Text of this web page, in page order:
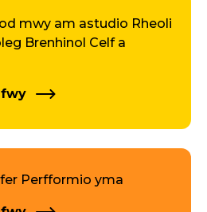
mwy am astudio Rheoli
Brenhinol Celf a
Perfformio yma